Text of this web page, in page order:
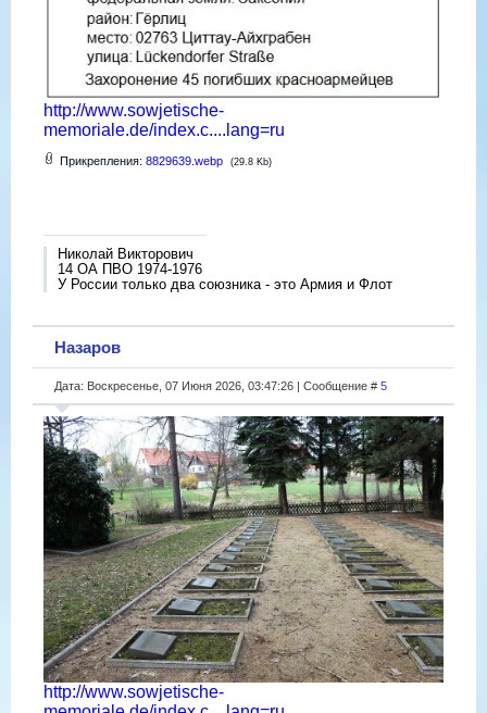
http://www.sowjetische-
memoriale.de/index.c....lang=ru
Прикрепления: 8829639.webp (29.8 Kb)
Николай Викторович
14 ОА ПВО 1974-1976
У России только два союзника - это Армия и Флот
Назаров
Дата: Воскресенье, 07 Июня 2026, 03:47:26 | Сообщение # 5
http://www.sowjetische-